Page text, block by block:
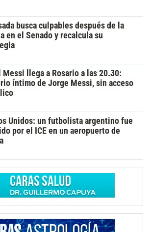
busca culpables después de la
en el Senado y recalcula su
Messi llega a Rosario a las 20.30:
íntimo de Jorge Messi, sin acceso
Unidos: un futbolista argentino fue
por el ICE en un aeropuerto de